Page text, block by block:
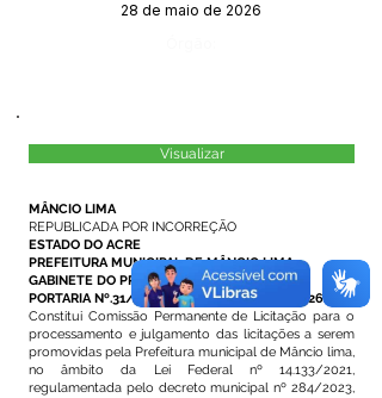
28 de maio de 2026
Visualizar
MÂNCIO LIMA
REPUBLICADA POR INCORREÇÃO
ESTADO DO ACRE
PREFEITURA MUNICIPAL DE MÂNCIO LIMA
GABINETE DO PREFEITO
PORTARIA Nº.31/2026, DE 22 DE MAIO DE 2026.
Constitui Comissão Permanente de Licitação para o
processamento e julgamento das licitações a serem
promovidas pela Prefeitura municipal de Mâncio lima,
no âmbito da Lei Federal nº 14.133/2021,
regulamentada pelo decreto municipal nº 284/2023,